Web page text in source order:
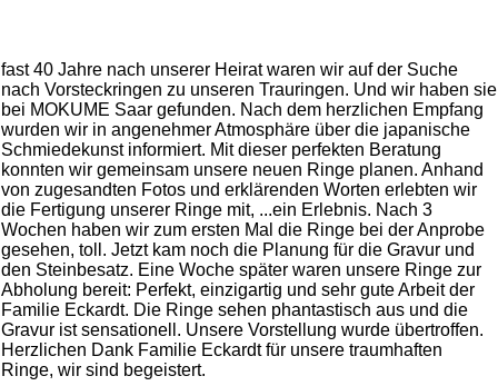
fast 40 Jahre nach unserer Heirat waren wir auf der Suche
nach Vorsteckringen zu unseren Trauringen. Und wir haben sie
bei MOKUME Saar gefunden. Nach dem herzlichen Empfang
wurden wir in angenehmer Atmosphäre über die japanische
Schmiedekunst informiert. Mit dieser perfekten Beratung
konnten wir gemeinsam unsere neuen Ringe planen. Anhand
von zugesandten Fotos und erklärenden Worten erlebten wir
die Fertigung unserer Ringe mit, ...ein Erlebnis. Nach 3
Wochen haben wir zum ersten Mal die Ringe bei der Anprobe
gesehen, toll. Jetzt kam noch die Planung für die Gravur und
den Steinbesatz. Eine Woche später waren unsere Ringe zur
Abholung bereit: Perfekt, einzigartig und sehr gute Arbeit der
Familie Eckardt. Die Ringe sehen phantastisch aus und die
Gravur ist sensationell. Unsere Vorstellung wurde übertroffen.
Herzlichen Dank Familie Eckardt für unsere traumhaften
Ringe, wir sind begeistert.